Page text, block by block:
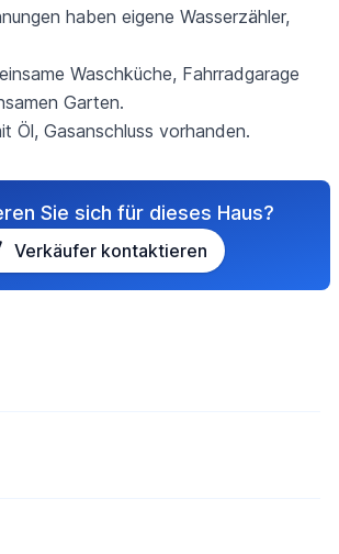
haben eigene Wasserzähler,
Waschküche, Fahrradgarage
Garten.
Öl, Gasanschluss vorhanden.
Sie sich für dieses Haus?
Verkäufer kontaktieren